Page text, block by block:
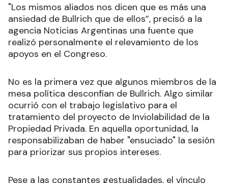
"Los mismos aliados nos dicen que es más una
ansiedad de Bullrich que de ellos”, precisó a la
agencia Noticias Argentinas una fuente que
realizó personalmente el relevamiento de los
apoyos en el Congreso.
No es la primera vez que algunos miembros de la
mesa política desconfían de Bullrich. Algo similar
ocurrió con el trabajo legislativo para el
tratamiento del proyecto de Inviolabilidad de la
Propiedad Privada. En aquella oportunidad, la
responsabilizaban de haber "ensuciado" la sesión
para priorizar sus propios intereses.
Pese a las constantes gestualidades, el vínculo